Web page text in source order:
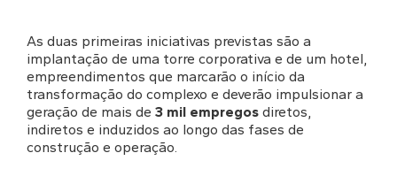
As duas primeiras iniciativas previstas são a
implantação de uma torre corporativa e de um hotel,
empreendimentos que marcarão o início da
transformação do complexo e deverão impulsionar a
geração de mais de 3 mil empregos diretos,
indiretos e induzidos ao longo das fases de
construção e operação.